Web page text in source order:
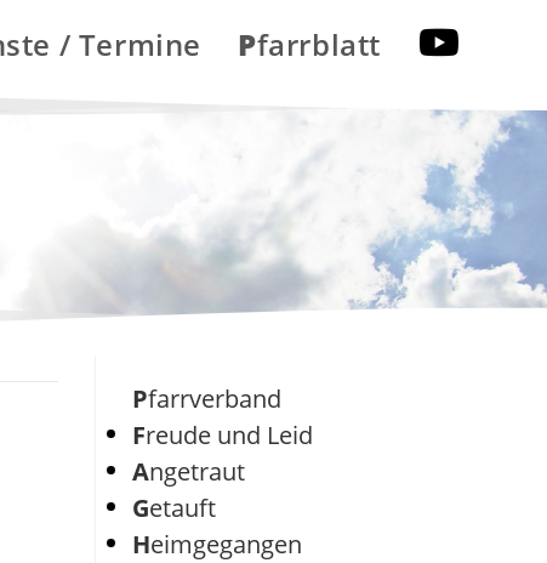
/ Termine Pfarrblatt
Pfarrverband
Freude und Leid
Angetraut
Getauft
Heimgegangen